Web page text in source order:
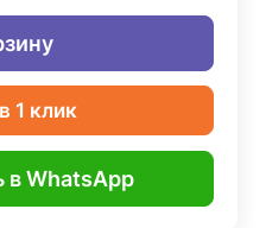
1 клик
в WhatsApp